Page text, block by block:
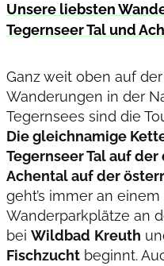
Unsere liebsten
Tegernseer Tal und
Ganz weit oben auf
Wanderungen in der
Tegernsees sind die
Die gleichnamige
Tegernseer Tal auf
Achental auf der
geht’s immer an
Wanderparkplätze an
bei Wildbad Kreuth
Fischzucht beginnt.